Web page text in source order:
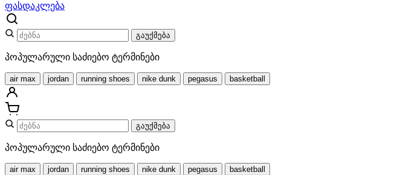
ფასდაკლება
გაუქმება
პოპულარული საძიებო ტერმინები
air max jordan running shoes nike dunk pegasus basketball
გაუქმება
პოპულარული საძიებო ტერმინები
air max jordan running shoes nike dunk pegasus basketball